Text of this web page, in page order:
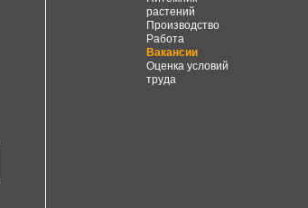
растений
Производство
Работа
Вакансии
Оценка условий
труда